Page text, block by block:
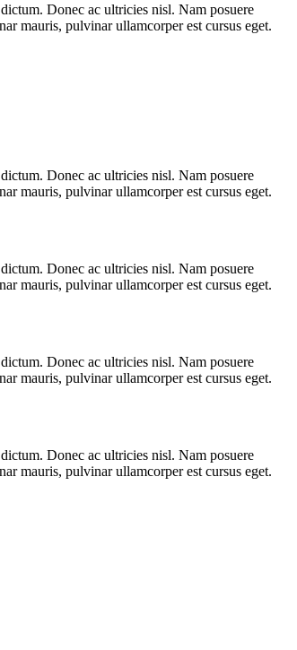
Donec ac ultricies nisl. Nam posuere
mauris, pulvinar ullamcorper est cursus eget.
Donec ac ultricies nisl. Nam posuere
mauris, pulvinar ullamcorper est cursus eget.
Donec ac ultricies nisl. Nam posuere
mauris, pulvinar ullamcorper est cursus eget.
Donec ac ultricies nisl. Nam posuere
mauris, pulvinar ullamcorper est cursus eget.
Donec ac ultricies nisl. Nam posuere
mauris, pulvinar ullamcorper est cursus eget.